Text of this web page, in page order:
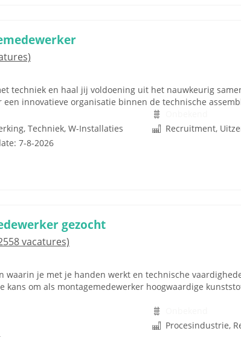
techniek en haal jij voldoening uit het nauwkeurig
een innovatieve organisatie binnen de technische
Techniek, W-Installaties
Recruitment,
7-8-2026
gezocht
vacatures)
waarin je met je handen werkt en technische
kans om als montagemedewerker hoogwaardige